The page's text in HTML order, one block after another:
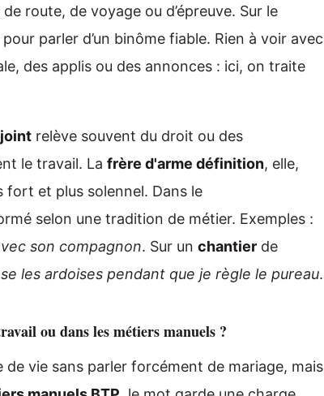
route, de voyage ou d’épreuve. Sur le
pour parler d’un binôme fiable. Rien à voir avec
des applis ou des annonces : ici, on traite
relève souvent du droit ou des
le travail. La frère d'arme définition, elle,
fort et plus solennel. Dans le
selon une tradition de métier. Exemples :
son compagnon. Sur un chantier de
les ardoises pendant que je règle le pureau.
ou dans les métiers manuels ?
vie sans parler forcément de mariage, mais